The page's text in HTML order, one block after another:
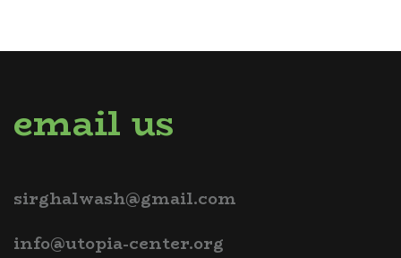
email us
sirghalwash@gmail.com
info@utopia-center.org